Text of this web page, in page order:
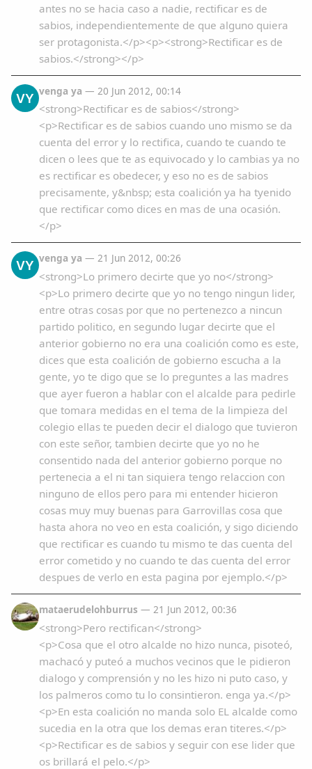
antes no se hacia caso a nadie, rectificar es de
sabios, independientemente de que alguno quiera
ser protagonista.</p><p><strong>Rectificar es de
sabios.</strong></p>
VY venga ya — 20 Jun 2012, 00:14
<strong>Rectificar es de sabios</strong>
<p>Rectificar es de sabios cuando uno mismo se da
cuenta del error y lo rectifica, cuando te cuando te
dicen o lees que te as equivocado y lo cambias ya no
es rectificar es obedecer, y eso no es de sabios
precisamente, y&nbsp; esta coalición ya ha tyenido
que rectificar como dices en mas de una ocasión.
</p>
VY venga ya — 21 Jun 2012, 00:26
<strong>Lo primero decirte que yo no</strong>
<p>Lo primero decirte que yo no tengo ningun lider,
entre otras cosas por que no pertenezco a nincun
partido politico, en segundo lugar decirte que el
anterior gobierno no era una coalición como es este,
dices que esta coalición de gobierno escucha a la
gente, yo te digo que se lo preguntes a las madres
que ayer fueron a hablar con el alcalde para pedirle
que tomara medidas en el tema de la limpieza del
colegio ellas te pueden decir el dialogo que tuvieron
con este señor, tambien decirte que yo no he
consentido nada del anterior gobierno porque no
pertenecia a el ni tan siquiera tengo relaccion con
ninguno de ellos pero para mi entender hicieron
cosas muy muy buenas para Garrovillas cosa que
hasta ahora no veo en esta coalición, y sigo diciendo
que rectificar es cuando tu mismo te das cuenta del
error cometido y no cuando te das cuenta del error
despues de verlo en esta pagina por ejemplo.</p>
mataerudelohburrus — 21 Jun 2012, 00:36
<strong>Pero rectifican</strong>
<p>Cosa que el otro alcalde no hizo nunca, pisoteó,
machacó y puteó a muchos vecinos que le pidieron
dialogo y comprensión y no les hizo ni puto caso, y
los palmeros como tu lo consintieron. enga ya.</p>
<p>En esta coalición no manda solo EL alcalde como
sucedia en la otra que los demas eran titeres.</p>
<p>Rectificar es de sabios y seguir con ese lider que
os brillará el pelo.</p>